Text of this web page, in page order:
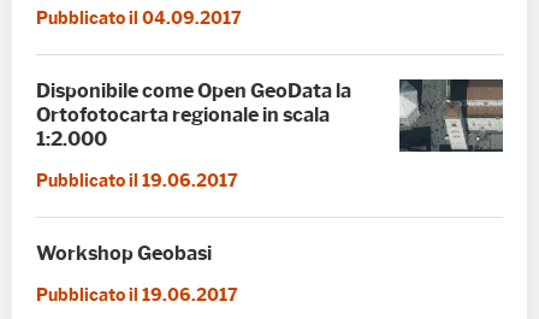
Pubblicato il 04.09.2017
Disponibile come Open GeoData la
Ortofotocarta regionale in scala
1:2.000
Pubblicato il 19.06.2017
Workshop Geobasi
Pubblicato il 19.06.2017